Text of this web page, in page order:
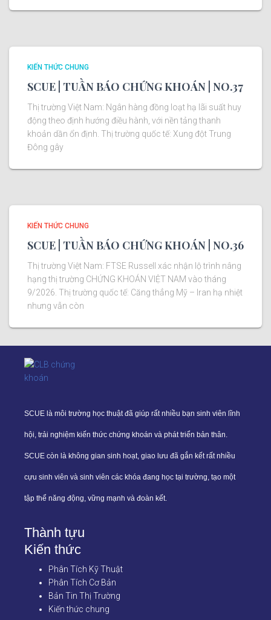
KIẾN THỨC CHUNG
SCUE | TUẦN BÁO CHỨNG KHOÁN | NO.37
Thị trường Việt Nam: Ngân hàng đồng loạt hạ lãi suất huy
động theo định hướng điều hành, với nền tảng thanh
khoản dần ổn định. Thị trường quốc tế: Xung đột Trung
Đông gây
KIẾN THỨC CHUNG
SCUE | TUẦN BÁO CHỨNG KHOÁN | NO.36
Thị trường Việt Nam: FTSE Russell xác nhận lộ trình nâng
hạng thị trường CHỨNG KHOÁN VIỆT NAM vào tháng
9/2026. Thị trường quốc tế: Căng thẳng Mỹ – Iran hạ nhiệt
nhưng vẫn còn
SCUE là môi trường học thuật đã giúp rất nhiều bạn sinh viên lĩnh
hội, trải nghiệm kiến thức chứng khoán và phát triển bản thân.
SCUE còn là không gian sinh hoạt, giao lưu đã gắn kết rất nhiều
cựu sinh viên và sinh viên các khóa đang học tại trường, tạo một
tập thể năng động, vững mạnh và đoàn kết.
Thành tựu
Kiến thức
Phân Tích Kỹ Thuật
Phân Tích Cơ Bản
Bản Tin Thị Trường
Kiến thức chung